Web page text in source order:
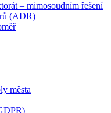
– mimosoudním řešení
(ADR)
města